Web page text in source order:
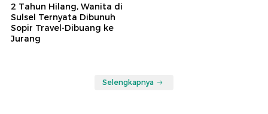
2 Tahun Hilang, Wanita di
Sulsel Ternyata Dibunuh
Sopir Travel-Dibuang ke
Jurang
Selengkapnya